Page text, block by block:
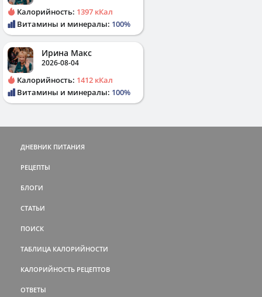
Калорийность: 1397 кКал
Витамины и минералы: 100%
Ирина Макс
2026-08-04
Калорийность: 1412 кКал
Витамины и минералы: 100%
ДНЕВНИК ПИТАНИЯ
РЕЦЕПТЫ
БЛОГИ
СТАТЬИ
ПОИСК
ТАБЛИЦА КАЛОРИЙНОСТИ
КАЛОРИЙНОСТЬ РЕЦЕПТОВ
ОТВЕТЫ